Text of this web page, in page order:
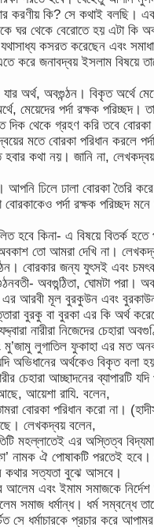
কি? সে কথাই বলছি।
ঘর থেকে বেরোতে হয় এটা কি
কসরত করেছেন এবং
করে জনাবদ্বয় ইসলাম বিষয়ে
অর্থ, অবগুন্ঠন। বিকৃত অর্থে
মেয়েদের পর্দা রক্ষক পরিচ্ছদ।
দিক থেকে গ্রহণ করি তবে
মতে বোরকা পরিধান করলে
হবার কথা নয়। জানি না,
আপনি ঢিলে ঢালা বোরকা তৈরি
পর্দা রক্ষক পরিচ্ছদ
হবে কিনা- এ বিষয়ে বিতর্ক
তো আমরা দেখি না।
বোরকার জন্য যুৎসই এবং
অবগুন্ঠিতা, ঘোমটা পরা।
এর আরবী মূল বুরকুউন এবং
বুরকু বা বুরকা এর কি অর্থ
নারীরা নিজেদের চেহারা
মু’জামু লুগাতিল ফুকাহা এর মত
অর্থকেও বিকৃত বলা হয়
চেহারা আচ্ছাদনের ব্যাপারটি
আয়েশা রাযি. বলেন,
বোরকা পরিধান করো না।
লেখকদ্বয় বলেন,
মহল্লাতেই এর অস্তিত্ব
নামক ঐ পোষাকটি পরতেই
কথার সত্যতা বুঝে আসবে।
আলেম এবং ইমাম সমাজকে
ধর্মান্ধ। ধর্ম সম্বন্ধে
সে ধর্মাচারকে প্রচার করে